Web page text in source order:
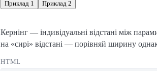
Приклад 1 Приклад 2
Кернінг — індивідуальні відстані між
на «сирі» відстані — порівняй ширину
HTML